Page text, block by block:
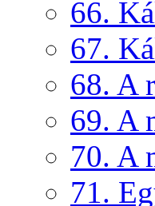
66.
67.
68. A
69. A
70. A
71.